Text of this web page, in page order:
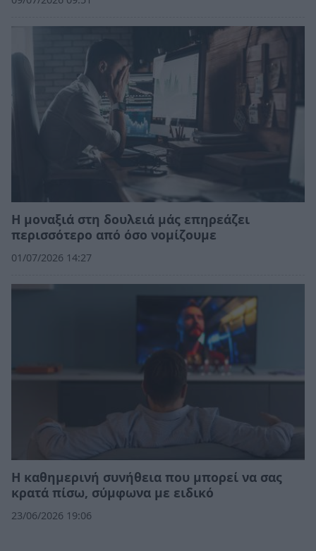
Η μοναξιά στη δουλειά μάς επηρεάζει
περισσότερο από όσο νομίζουμε
01/07/2026 14:27
Η καθημερινή συνήθεια που μπορεί να σας
κρατά πίσω, σύμφωνα με ειδικό
23/06/2026 19:06